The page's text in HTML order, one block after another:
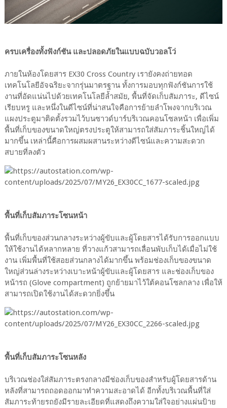
ครบเครื่องทั้งฟังก์ชัน และปลอดภัยในแบบฉบับวอลโว่
ภายในห้องโดยสาร EX30 Cross Country เรายังคงถ่ายทอด
เทคโนโลยีอัจฉริยะจากรุ่นมาตรฐาน ทั้งการมอบทุกฟังก์ชันการใช้
งานที่อัดแน่นไปด้วยเทคโนโลยีล้ำสมัย, พื้นที่จัดเก็บสัมภาระ, ดีไซน์
เรียบหรู และหนึ่งในดีไซน์ที่น่าสนใจคือการย้ายลำโพงจากบริเวณ
แผงประตูมาติดตั้งรวมไว้บนซาวด์บาร์บริเวณคอนโซลหน้า เพื่อเพิ่ม
พื้นที่เก็บของขนาดใหญ่ตรงประตูให้สามารถใส่สัมภาระชิ้นใหญ่ได้
มากขึ้น เหล่านี้คือการผสมผสานระหว่างดีไซน์และความสะดวก
สบายที่ลงตัว
พื้นที่เก็บสัมภาระโซนหน้า
พื้นที่เก็บของส่วนกลางระหว่างผู้ขับและผู้โดยสารได้รับการออกแบบ
ให้ใช้งานได้หลากหลาย ที่วางแก้วสามารถเลื่อนพับเก็บได้เมื่อไม่ใช้
งาน เพิ่มพื้นที่ใช้สอยส่วนกลางได้มากขึ้น พร้อมช่องเก็บของขนาด
ใหญ่ส่วนล่างระหว่างเบาะหน้าผู้ขับและผู้โดยสาร และช่องเก็บของ
หน้ารถ (Glove compartment) ถูกย้ายมาไว้ใต้คอนโซลกลาง เพื่อให้
สามารถเปิดใช้งานได้สะดวกยิ่งขึ้น
พื้นที่เก็บสัมภาระโซนหลัง
บริเวณช่องใส่สัมภาระตรงกลางมีช่องเก็บของสำหรับผู้โดยสารด้าน
หลังที่สามารถถอดออกมาทำความสะอาดได้ อีกทั้งบริเวณพื้นที่ใส่
สัมภาระท้ายรถยังมีรายละเอียดที่แสดงถึงความใส่ใจอย่างแผ่นป้าย